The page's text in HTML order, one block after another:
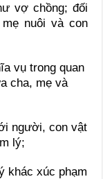
vợ chồng; đối
nuôi và con
vụ trong quan
cha, mẹ và
người, con vật
lý;
khác xúc phạm